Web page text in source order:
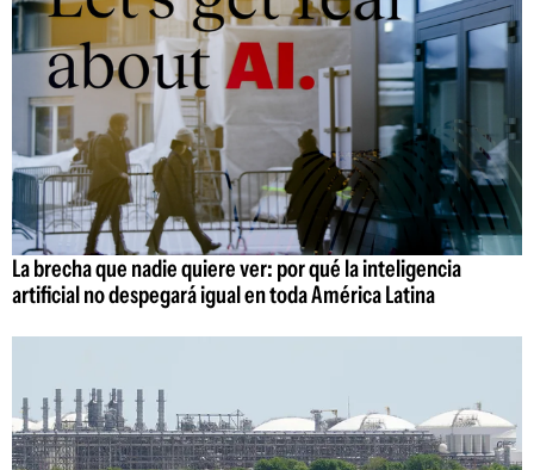
La brecha que nadie quiere ver: por qué la inteligencia
artificial no despegará igual en toda América Latina